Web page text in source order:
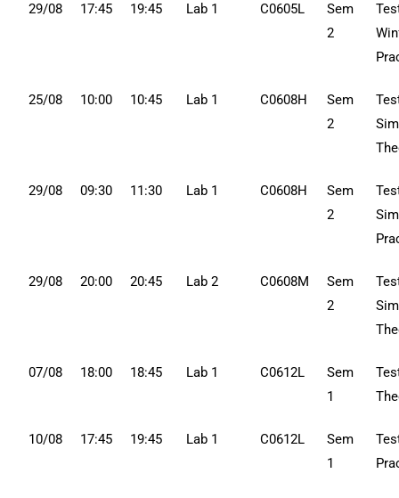
29/08 17:45 19:45 Lab 1 C0605L
Sem
2
25/08 10:00 10:45 Lab 1 C0608H
Sem
2
29/08 09:30 11:30 Lab 1 C0608H
Sem
2
29/08 20:00 20:45 Lab 2 C0608M
Sem
2
07/08 18:00 18:45 Lab 1 C0612L
Sem
1
10/08 17:45 19:45 Lab 1 C0612L
Sem
1